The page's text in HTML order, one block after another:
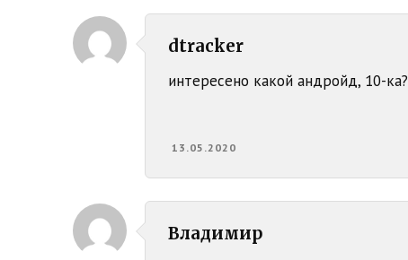
dtracker
интересено какой андройд, 10-ка?
13.05.2020
Владимир